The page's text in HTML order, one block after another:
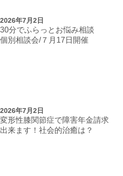
2026年7月2日
30分でふらっとお悩み相談
個別相談会/７月17日開催
2026年7月2日
変形性膝関節症で障害年金請求
出来ます！社会的治癒は？